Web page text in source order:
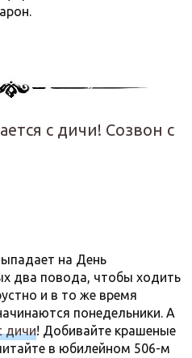
с дичи! Созвон с
на День
два повода, чтобы ходить
и в то же время
понедельники. А
дичи! Добивайте крашеные
в юбилейном 506-м